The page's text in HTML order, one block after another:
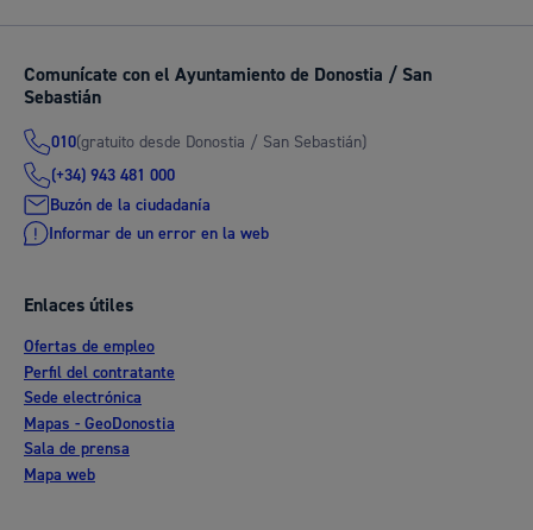
Comunícate con el Ayuntamiento de Donostia / San
Sebastián
010(gratuito desde Donostia / San Sebastián)
(+34) 943 481 000
Buzón de la ciudadanía
Informar de un error en la web
Enlaces útiles
Ofertas de empleo
Perfil del contratante
Sede electrónica
Mapas - GeoDonostia
Sala de prensa
Mapa web